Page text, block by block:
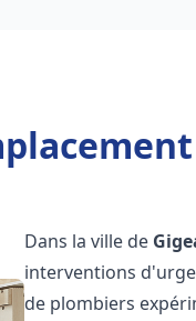
Dans la ville de
interventions
de plombiers